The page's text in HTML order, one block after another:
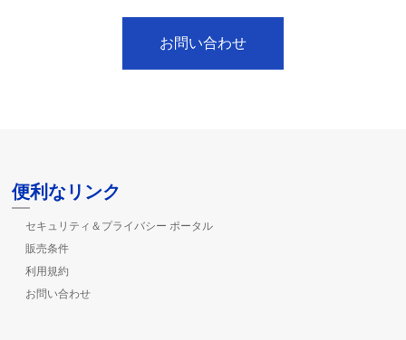
お問い合わせ
便利なリンク
セキュリティ＆プライバシー ポータル
販売条件
利用規約
お問い合わせ